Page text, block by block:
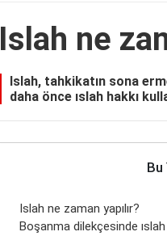
Islah ne
Islah, tahkikatın sona
daha önce ıslah hakkı
Bu
Islah ne zaman yapılır?
Boşanma dilekçesinde ıslah